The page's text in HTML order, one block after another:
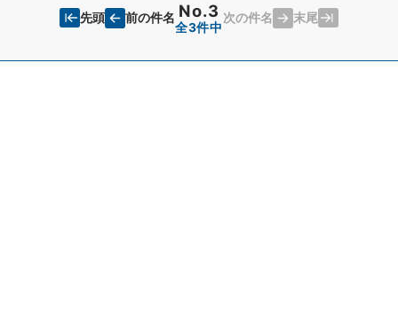
先頭 前の件名 No.3
全3件中
次の件名 末尾